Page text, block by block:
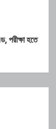
পরীক্ষা হতে